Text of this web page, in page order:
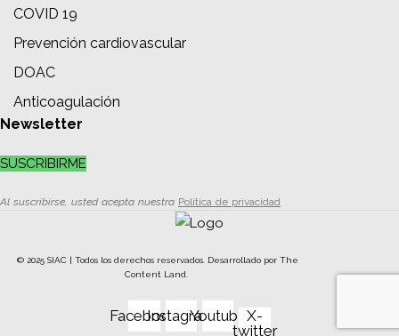
COVID 19
Prevención cardiovascular
DOAC
Anticoagulación
Newsletter
SUSCRIBIRME
Al suscribirse, usted acepta nuestra Política de privacidad
© 2025 SIAC | Todos los derechos reservados. Desarrollado por The
Content Land.
FacebookInstagram
Youtube X-
twitter